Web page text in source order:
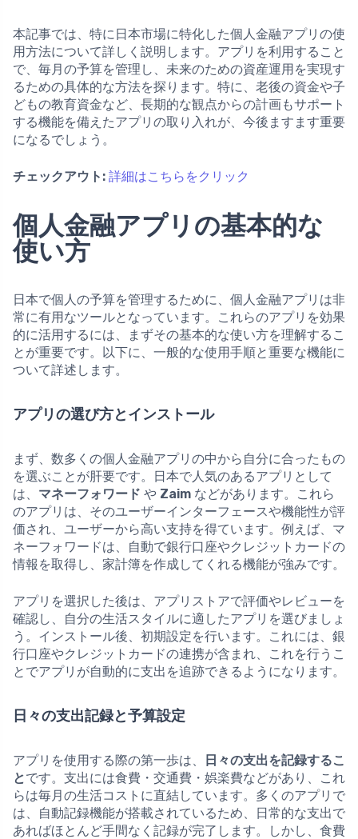
本記事では、特に日本市場に特化した個人金融アプリの使
用方法について詳しく説明します。アプリを利用すること
で、毎月の予算を管理し、未来のための資産運用を実現す
るための具体的な方法を探ります。特に、老後の資金や子
どもの教育資金など、長期的な観点からの計画もサポート
する機能を備えたアプリの取り入れが、今後ますます重要
になるでしょう。
チェックアウト: 詳細はこちらをクリック
個人金融アプリの基本的な
使い方
日本で個人の予算を管理するために、個人金融アプリは非
常に有用なツールとなっています。これらのアプリを効果
的に活用するには、まずその基本的な使い方を理解するこ
とが重要です。以下に、一般的な使用手順と重要な機能に
ついて詳述します。
アプリの選び方とインストール
まず、数多くの個人金融アプリの中から自分に合ったもの
を選ぶことが肝要です。日本で人気のあるアプリとして
は、 マネーフォワード や Zaim などがあります。これら
のアプリは、そのユーザーインターフェースや機能性が評
価され、ユーザーから高い支持を得ています。例えば、マ
ネーフォワードは、自動で銀行口座やクレジットカードの
情報を取得し、家計簿を作成してくれる機能が強みです。
アプリを選択した後は、アプリストアで評価やレビューを
確認し、自分の生活スタイルに適したアプリを選びましょ
う。インストール後、初期設定を行います。これには、銀
行口座やクレジットカードの連携が含まれ、これを行うこ
とでアプリが自動的に支出を追跡できるようになります。
日々の支出記録と予算設定
アプリを使用する際の第一歩は、
日々の支出を記録するこ
とです。支出には食費・交通費・娯楽費などがあり、これ
らは毎月の生活コストに直結しています。多くのアプリで
は、自動記録機能が搭載されているため、日常的な支出で
あればほとんど手間なく記録が完了します。しかし、食費